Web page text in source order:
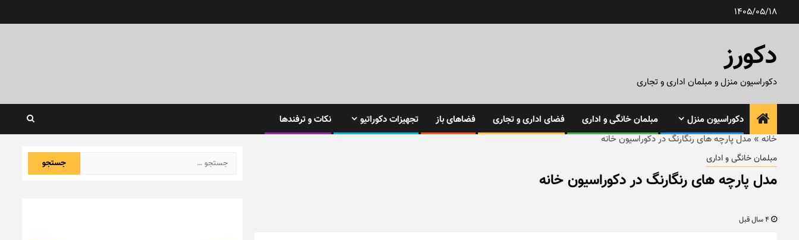
1405/05/18
دکورز
دکوراسیون منزل و مبلمان اداری و تجاری
دکوراسیون منزل مبلمان خانگی و اداری فضای اداری و تجاری فضاهای باز تجهیزات دکوراتیو
نکات و ترفندها
خانه » مدل پارچه های رنگارنگ در دکوراسیون خانه
مبلمان خانگی و اداری
مدل پارچه های رنگارنگ در دکوراسیون خانه
جستجو
برای: